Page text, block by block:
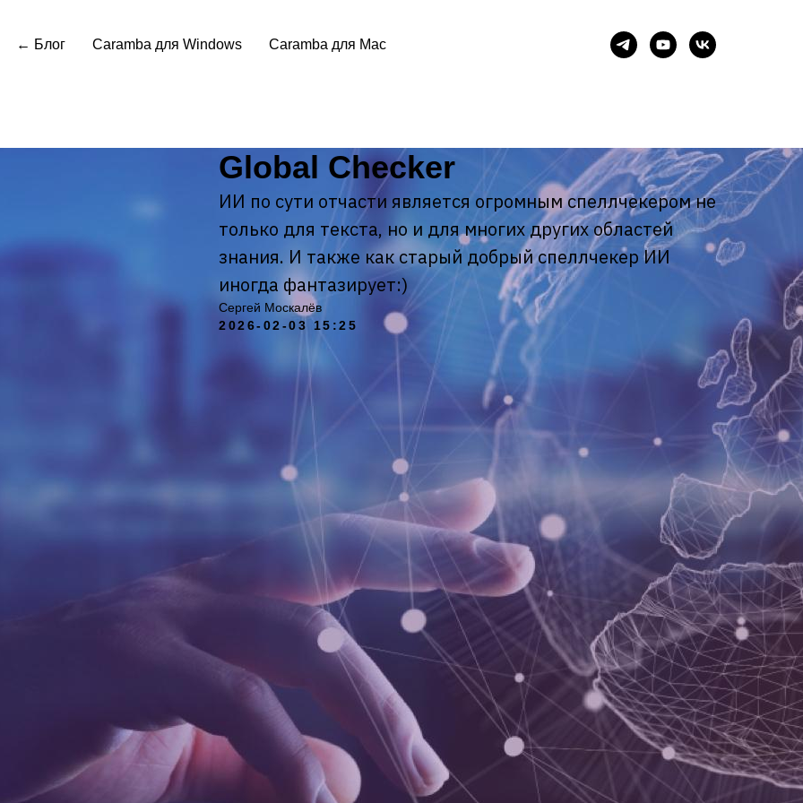
← Блог Caramba для Windows Caramba для Mac
Global Checker
ИИ по сути отчасти является огромным спеллчекером не
только для текста, но и для многих других областей
знания. И также как старый добрый спеллчекер ИИ
иногда фантазирует:)
Сергей Москалёв
2026-02-03 15:25